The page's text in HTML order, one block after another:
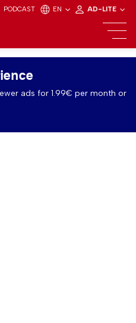
PODCAST EN AD-LITE
ads for 1.99€ per month or